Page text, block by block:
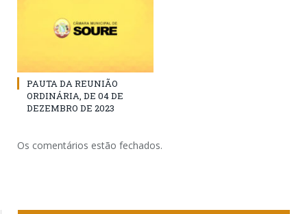
PAUTA DA REUNIÃO
ORDINÁRIA, DE 04 DE
DEZEMBRO DE 2023
Os comentários estão fechados.